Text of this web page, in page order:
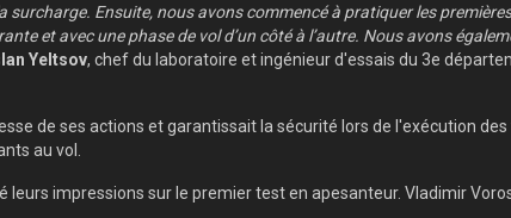
Ensuite, nous avons commencé à pratiquer les
et avec une phase de vol d’un côté à l’autre. Nous avons
Yeltsov, chef du laboratoire et ingénieur d'essais du 3e
de ses actions et garantissait la sécurité lors de l'exécution des
au vol.
impressions sur le premier test en apesanteur. Vladimir